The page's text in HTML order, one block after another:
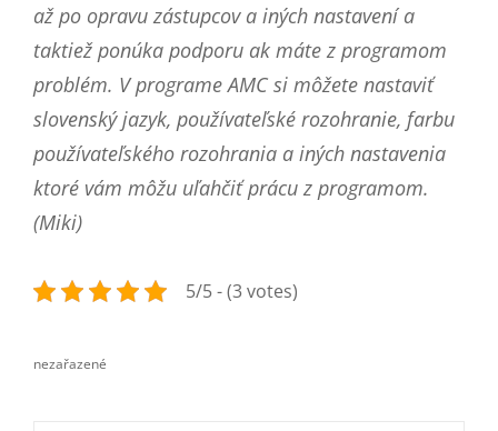
až po opravu zástupcov a iných nastavení a
taktiež ponúka podporu ak máte z programom
problém. V programe AMC si môžete nastaviť
slovenský jazyk, používateľské rozohranie, farbu
používateľského rozohrania a iných nastavenia
ktoré vám môžu uľahčiť prácu z programom.
(Miki)
5/5 - (3 votes)
categories
nezařazené